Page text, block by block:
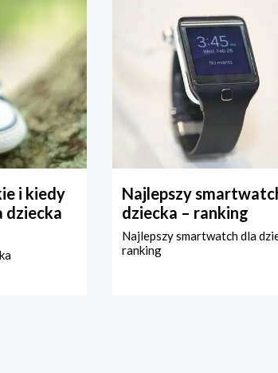
i kiedy
dziecka
Najlepszy
dziecka – ranking
Najlepszy smartwatch dla
ranking